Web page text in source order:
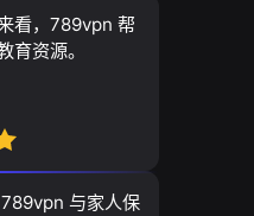
看，789vpn 帮
育资源。
与家人保